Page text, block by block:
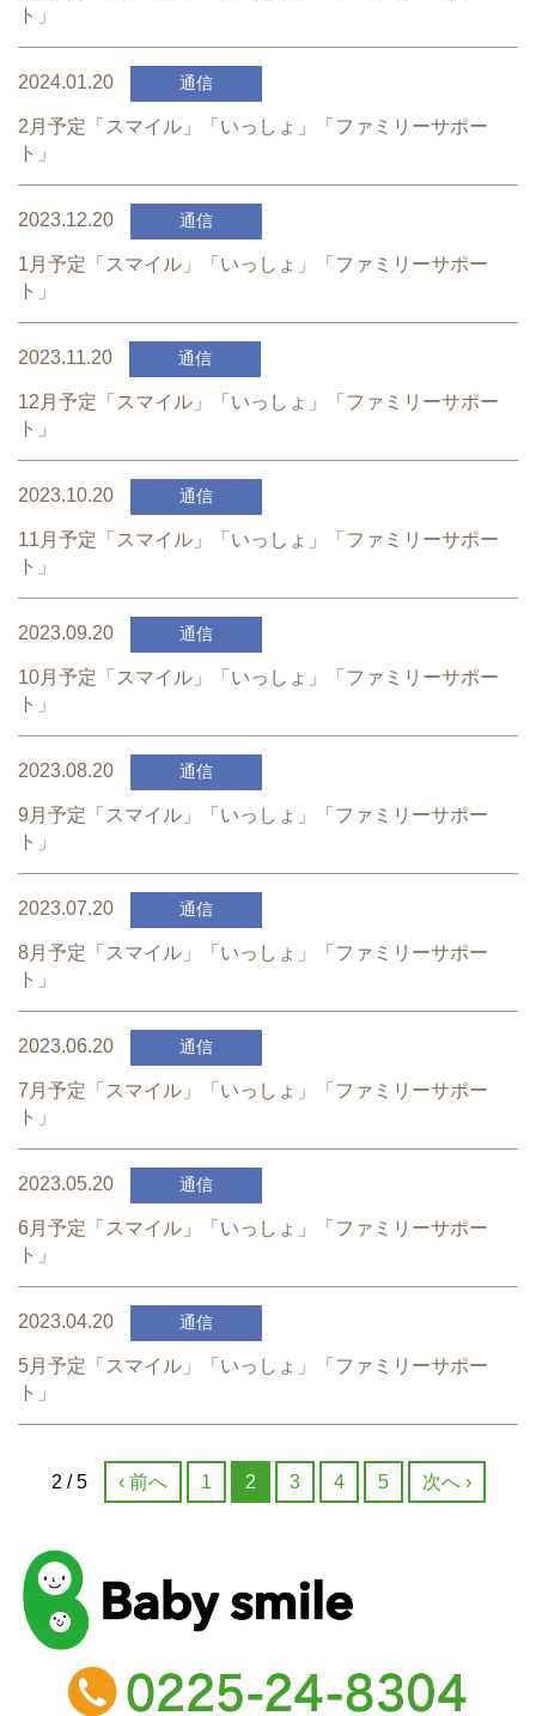
ト」
2024.01.20 通信
2月予定「スマイル」「いっしょ」「ファミリーサポー
ト」
2023.12.20 通信
1月予定「スマイル」「いっしょ」「ファミリーサポー
ト」
2023.11.20 通信
12月予定「スマイル」「いっしょ」「ファミリーサポー
ト」
2023.10.20 通信
11月予定「スマイル」「いっしょ」「ファミリーサポー
ト」
2023.09.20 通信
10月予定「スマイル」「いっしょ」「ファミリーサポー
ト」
2023.08.20 通信
9月予定「スマイル」「いっしょ」「ファミリーサポー
ト」
2023.07.20 通信
8月予定「スマイル」「いっしょ」「ファミリーサポー
ト」
2023.06.20 通信
7月予定「スマイル」「いっしょ」「ファミリーサポー
ト」
2023.05.20 通信
6月予定「スマイル」「いっしょ」「ファミリーサポー
ト」
2023.04.20 通信
5月予定「スマイル」「いっしょ」「ファミリーサポー
ト」
2 / 5 ‹ 前へ 1 2 3 4 5 次へ ›
baby smile